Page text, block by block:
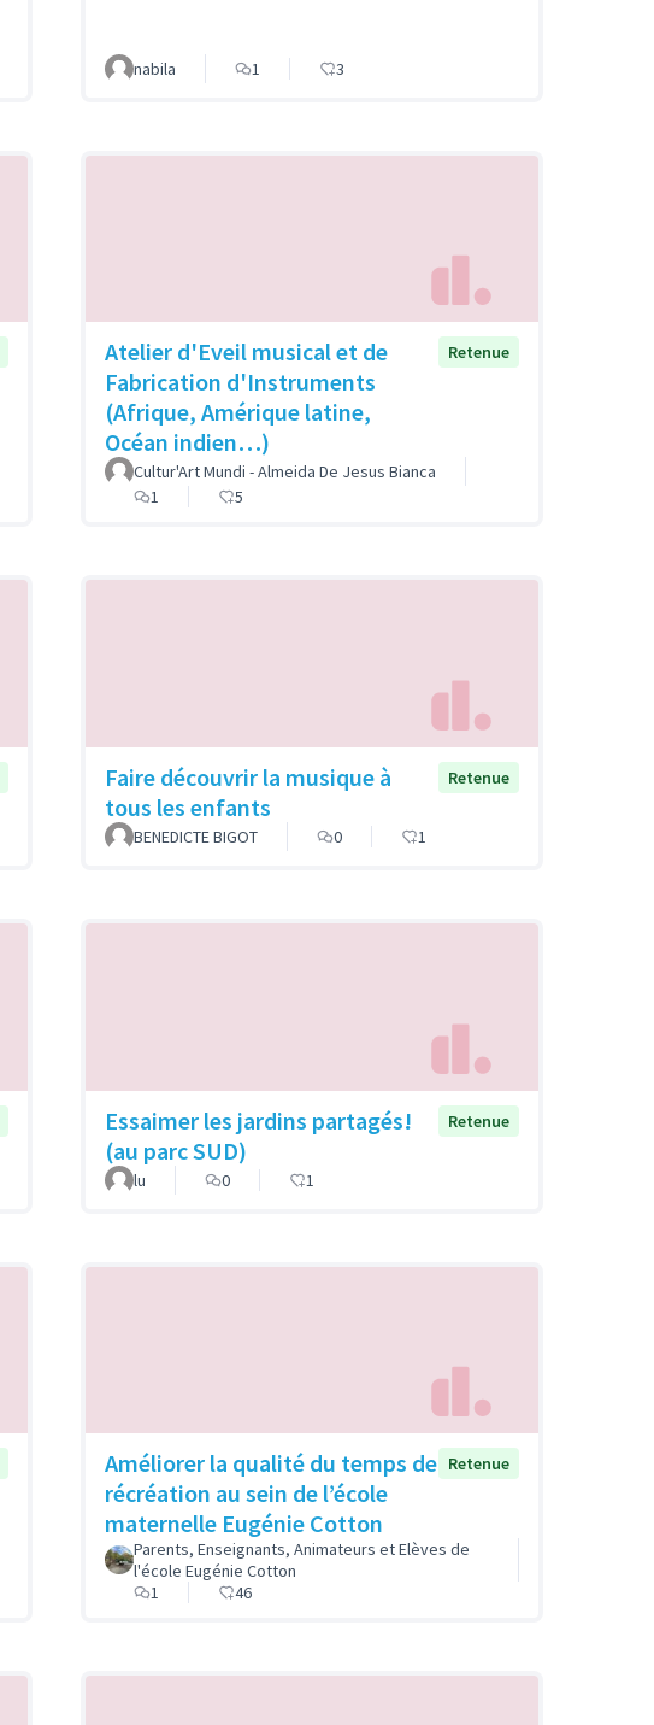
nabila 1 3
Atelier d'Eveil musical et de
Fabrication d'Instruments
(Afrique, Amérique latine,
Océan indien…)
Retenue
Cultur'Art Mundi - Almeida De Jesus Bianca
1
5
Faire découvrir la musique à
tous les enfants
Retenue
BENEDICTE BIGOT 0 1
Essaimer les jardins partagés!
(au parc SUD)
Retenue
lu 0 1
Améliorer la qualité du temps de
récréation au sein de l’école
maternelle Eugénie Cotton
Retenue
Parents, Enseignants, Animateurs et Elèves de
l'école Eugénie Cotton
1
46